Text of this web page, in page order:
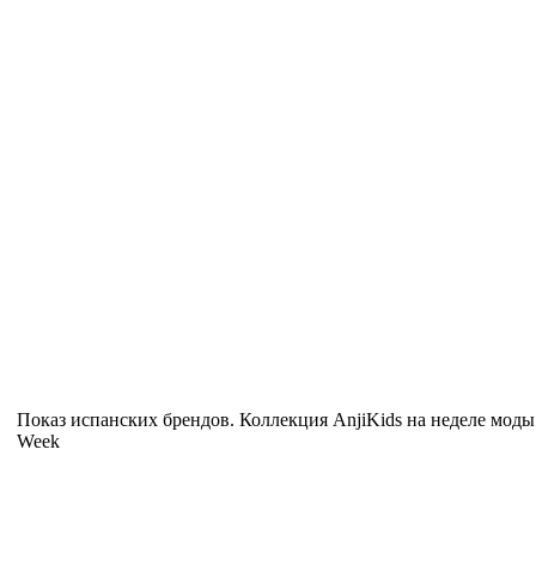
Показ испанских брендов. Коллекция AnjiKids на неделе
Week